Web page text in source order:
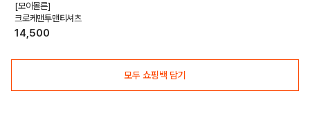
[모이몰른]
크로케맨투맨티셔츠
14,500
모두 쇼핑백 담기